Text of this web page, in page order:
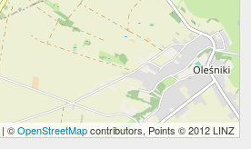
| ©OpenStreetMapcontributors, Points © 2012 LINZ